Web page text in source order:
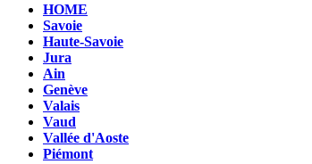
HOME
Savoie
Haute-Savoie
Jura
Ain
Genève
Valais
Vaud
Vallée d'Aoste
Piémont